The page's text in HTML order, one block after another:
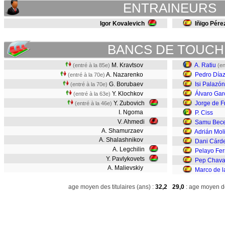
ENTRAINEURS
Igor Kovalevich Iñigo
BANCS DE
(entré à la 85e) M. Kravtsov
(entré à la 70e) A. Nazarenko
(entré à la 70e) G. Borubaev
(entré à la 63e) Y. Klochkov
(entré à la 46e) Y. Zubovich
I. Ngoma
V. Ahmedi
A. Shamurzaev
A. Shalashnikov
A. Legchilin
Y. Pavlykovets
A. Malievskiy
A. Ratiu
Pedro Díaz
Isi Palazón
Álvaro
Jorge de
P. Ciss
Samu
Adrián
Dani
Pelayo
Pep
Marco de
age moyen des titulaires (ans) : 32,2 29,0 : age moyen